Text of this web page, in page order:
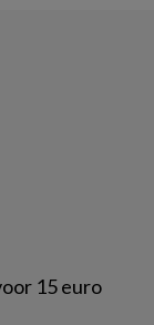
15 euro